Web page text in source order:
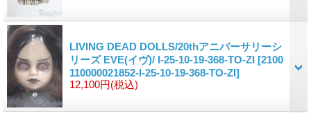
LIVING DEAD DOLLS/20thアニバーサリーシ
リーズ EVE(イヴ)/ I-25-10-19-368-TO-ZI [2100
110000021852-I-25-10-19-368-TO-ZI]
12,100円(税込)